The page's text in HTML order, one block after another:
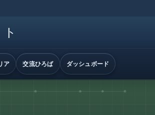
ア 交流ひろば ダッシュボード